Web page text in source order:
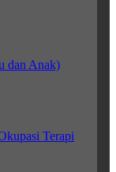
dan Anak)
Terapi